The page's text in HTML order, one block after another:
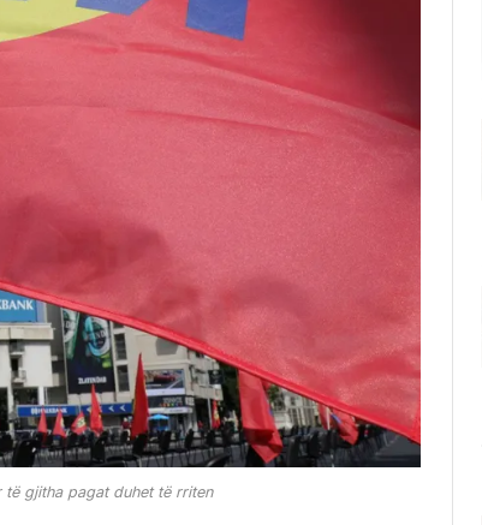
gjitha pagat duhet të rriten